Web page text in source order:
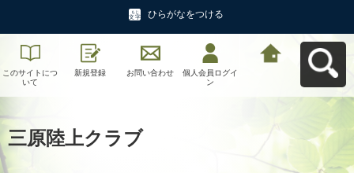
ひらがなをつける
このサイトにつ
いて
新規登録 お問い合わせ
個人会員ログイ
ン
三原陸上クラブ